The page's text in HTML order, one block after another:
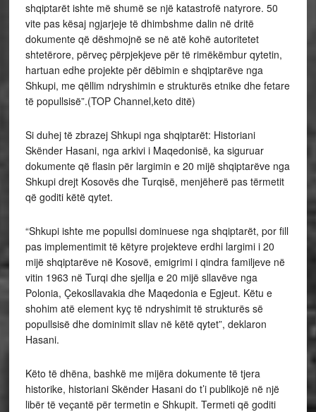
shqiptarët ishte më shumë se një katastrofë natyrore. 50
vite pas kësaj ngjarjeje të dhimbshme dalin në dritë
dokumente që dëshmojnë se në atë kohë autoritetet
shtetërore, përveç përpjekjeve për të rimëkëmbur qytetin,
hartuan edhe projekte për dëbimin e shqiptarëve nga
Shkupi, me qëllim ndryshimin e strukturës etnike dhe fetare
të popullsisë”.(TOP Channel,keto ditë)
Si duhej të zbrazej Shkupi nga shqiptarët: Historiani
Skënder Hasani, nga arkivi i Maqedonisë, ka siguruar
dokumente që flasin për largimin e 20 mijë shqiptarëve nga
Shkupi drejt Kosovës dhe Turqisë, menjëherë pas tërmetit
që goditi këtë qytet.
“Shkupi ishte me popullsi dominuese nga shqiptarët, por fill
pas implementimit të këtyre projekteve erdhi largimi i 20
mijë shqiptarëve në Kosovë, emigrimi i qindra familjeve në
vitin 1963 në Turqi dhe sjellja e 20 mijë sllavëve nga
Polonia, Çekosllavakia dhe Maqedonia e Egjeut. Këtu e
shohim atë element kyç të ndryshimit të strukturës së
popullsisë dhe dominimit sllav në këtë qytet”, deklaron
Hasani.
Këto të dhëna, bashkë me mijëra dokumente të tjera
historike, historiani Skënder Hasani do t’i publikojë në një
libër të veçantë për termetin e Shkupit. Termeti që goditi